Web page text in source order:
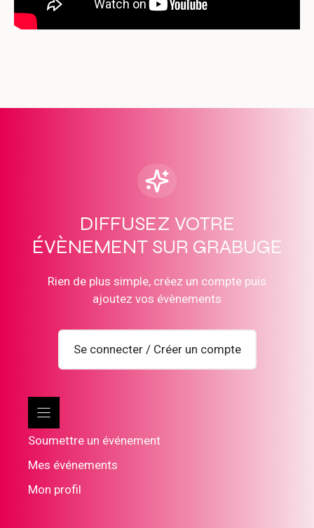
DIFFUSEZ VOTRE
ÉVÈNEMENT SUR GRABUGE
Rien de plus simple, créez un compte puis
ajoutez vos évènements
Se connecter / Créer un compte
Soumettre un événement
Mes événements
Mon profil